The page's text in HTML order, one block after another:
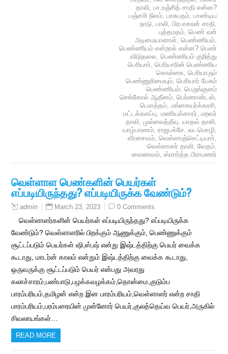
தாலி, பா.ரஞ்சித் சாதி என்ன?
பஞ்சமி நிலம், பாசுபதம், பாண்டிய
நாடு, பாலி, பிரபாகரன் சாதி,
புத்தமதம், பெண் ஏன்
அடிமையானாள், பெண்ணியம்,
பெண்ணியம் என்றால் என்ன? பெண்
விடுதலை, பெண்ணியம் குறித்து
பெரியார், பெரியாரின் பெண்ணிய
கொள்கை, பெரியாரும்
பெண்ணுரிமையும், பெரியார் பேசும்
பெண்ணியம், பெருங்குளம்
செங்கோல் ஆதீனம், பெர்ணான்டஸ்,
பௌத்தம், மங்கையர்க்கரசி,
மட்டக்களப்பு, மணியக்காரர், மறவர்
தாலி, முல்லைத்தீவு, யாதவ் தாலி,
யாழ்பாணம், ராஜபக்சே, வடமொழி,
வீரசைவம், வெள்ளாஞ்செட்டியார்,
வெள்ளாளர் தாலி, வேதம்,
வைணவம், ஸ்மார்த்த பிராமணர்
வெள்ளாள பெண்களின் பெயர்கள்
எப்படியிருந்தது? எப்படியிருக்க வேண்டும்?
admin March 23, 2023 0 Comments
வெள்ளாளர்களின் பெயர்கள் எப்படியிருந்தது? எப்படியிருக்க
வேண்டும்? வெள்ளாளரில் பிறக்கும் ஆணுக்கும், பெண்ணுக்கும்
சூட்டப்படும் பெயர்கள் ஷி,ஸ்,ஷ் என்று இஷ்டத்திற்கு பெயர் வைக்க
கூடாது, மாடர்ன் காலம் என்றும் இஷ்டத்திற்கு வைக்க கூடாது,
ஒருவருக்கு சூட்டப்படும் பெயர் என்பது அவரது
கலாச்சாரம்,பண்பாடு,பழக்கவழக்கம்,தொன்மை,குடும்ப
பாரம்பரியம்,தமிழன் என்ற இன பாரம்பரியம்,வெள்ளாளர் என்ற சாதி
பாரம்பரியம்,பரம்பரையின் முன்னோர் பெயர்,குலத்தெய்வ பெயர்,அருகில்
சிவலாயங்கள்…
READ MORE